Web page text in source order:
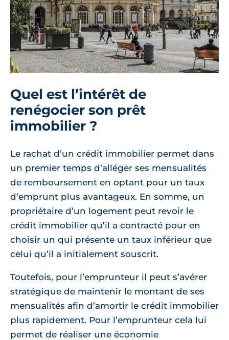
Quel est l’intérêt de
renégocier son prêt
immobilier ?
Le rachat d’un crédit immobilier permet dans
un premier temps d’alléger ses mensualités
de remboursement en optant pour un taux
d’emprunt plus avantageux. En somme, un
propriétaire d’un logement peut revoir le
crédit immobilier qu’il a contracté pour en
choisir un qui présente un taux inférieur que
celui qu’il a initialement souscrit.
Toutefois, pour l’emprunteur il peut s’avérer
stratégique de maintenir le montant de ses
mensualités afin d’amortir le crédit immobilier
plus rapidement. Pour l’emprunteur cela lui
permet de réaliser une économie